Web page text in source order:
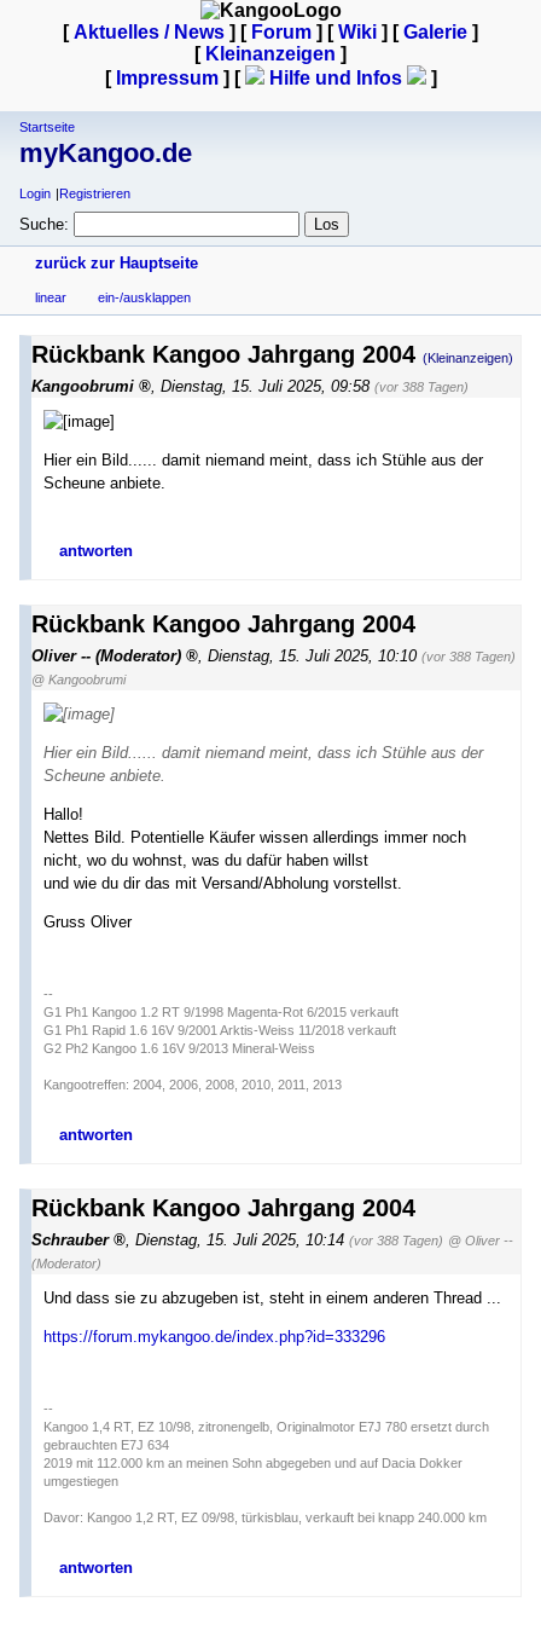
[Aktuelles / News ] [ Forum ] [Wiki ] [Galerie ]
[ Kleinanzeigen ]
[ Impressum] [ Hilfe und Infos ]
Startseite
myKangoo.de
Login Registrieren
Suche:
zurück zur Hauptseite
linear ein-/ausklappen
Rückbank Kangoo Jahrgang 2004 (Kleinanzeigen)
Kangoobrumi Dienstag, 15. Juli 2025, 09:58 (vor 388 Tagen)
Hier ein Bild...... damit niemand meint, dass ich Stühle aus der
Scheune anbiete.
antworten
Rückbank Kangoo Jahrgang 2004
Oliver -- (Moderator) Dienstag, 15. Juli 2025, 10:10 (vor 388 Tagen)
@ Kangoobrumi
Hier ein Bild...... damit niemand meint, dass ich Stühle aus der
Scheune anbiete.
Hallo!
Nettes Bild. Potentielle Käufer wissen allerdings immer noch
nicht, wo du wohnst, was du dafür haben willst
und wie du dir das mit Versand/Abholung vorstellst.
Gruss Oliver
--
G1 Ph1 Kangoo 1.2 RT 9/1998 Magenta-Rot 6/2015 verkauft
G1 Ph1 Rapid 1.6 16V 9/2001 Arktis-Weiss 11/2018 verkauft
G2 Ph2 Kangoo 1.6 16V 9/2013 Mineral-Weiss
Kangootreffen: 2004, 2006, 2008, 2010, 2011, 2013
antworten
Rückbank Kangoo Jahrgang 2004
Schrauber , Dienstag, 15. Juli 2025, 10:14 (vor 388 Tagen) @ Oliver --
(Moderator)
Und dass sie zu abzugeben ist, steht in einem anderen Thread ...
https://forum.mykangoo.de/index.php?id=333296
--
Kangoo 1,4 RT, EZ 10/98, zitronengelb, Originalmotor E7J 780 ersetzt durch
gebrauchten E7J 634
2019 mit 112.000 km an meinen Sohn abgegeben und auf Dacia Dokker
umgestiegen
Davor: Kangoo 1,2 RT, EZ 09/98, türkisblau, verkauft bei knapp 240.000 km
antworten